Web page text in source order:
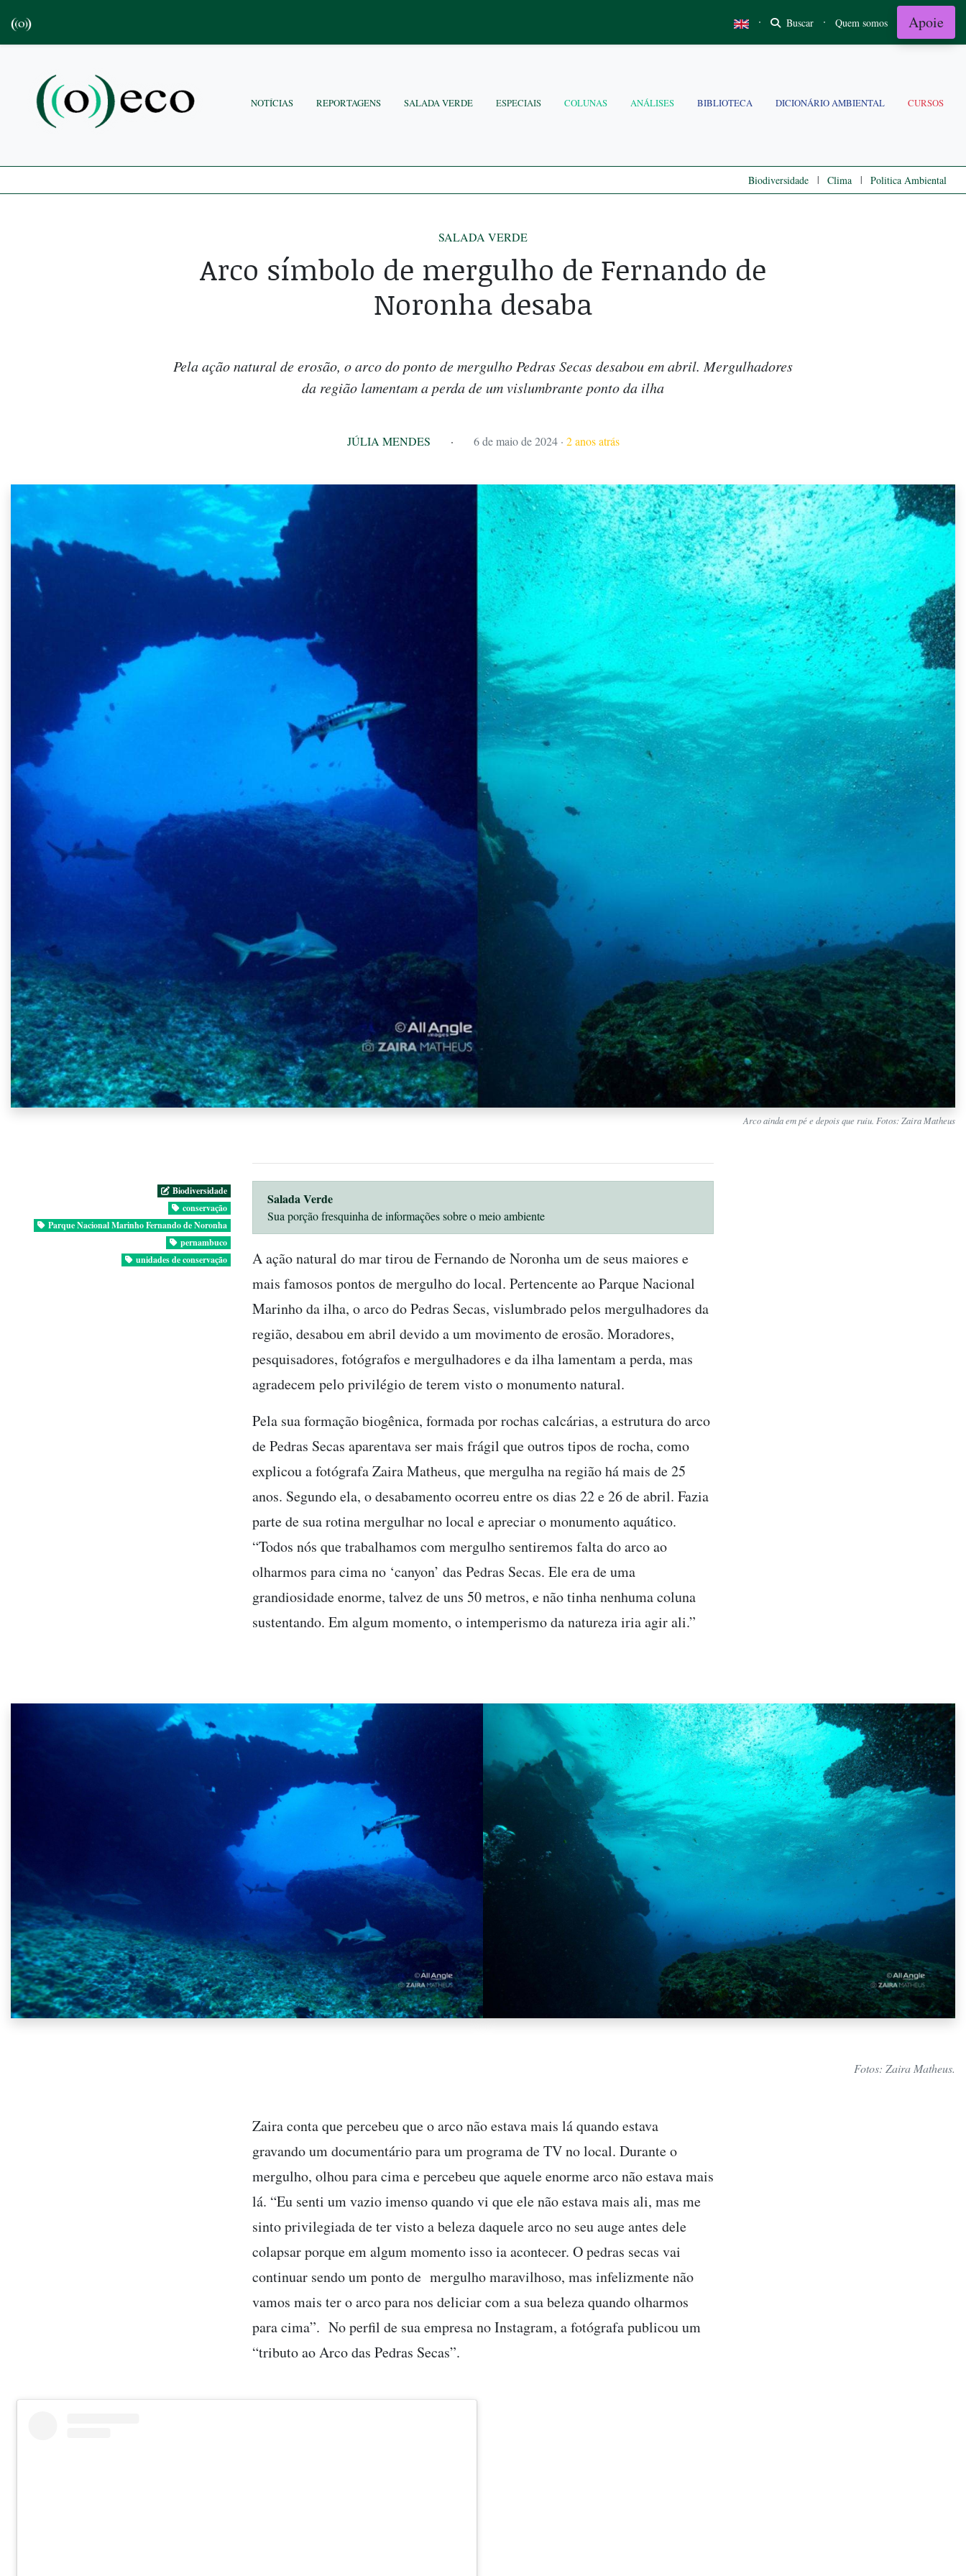
· Buscar · Quem somos Apoie
NOTÍCIAS REPORTAGENS SALADA VERDE ESPECIAIS COLUNAS ANÁLISES BIBLIOTECA DICIONÁRIO AMBIENTAL CURSOS
Biodiversidade | Clima | Politica Ambiental
SALADA VERDE
Arco símbolo de mergulho de Fernando de
Noronha desaba
Pela ação natural de erosão, o arco do ponto de mergulho Pedras Secas desabou em abril. Mergulhadores
da região lamentam a perda de um vislumbrante ponto da ilha
JÚLIA MENDES · 6 de maio de 2024 · 2 anos atrás
Arco ainda em pé e depois que ruiu. Fotos: Zaira Matheus
Biodiversidade
conservação
Parque Nacional Marinho Fernando de Noronha
pernambuco
unidades de conservação
Salada Verde
Sua porção fresquinha de informações sobre o meio ambiente
A ação natural do mar tirou de Fernando de Noronha um de seus maiores e
mais famosos pontos de mergulho do local. Pertencente ao Parque Nacional
Marinho da ilha, o arco do Pedras Secas, vislumbrado pelos mergulhadores da
região, desabou em abril devido a um movimento de erosão. Moradores,
pesquisadores, fotógrafos e mergulhadores e da ilha lamentam a perda, mas
agradecem pelo privilégio de terem visto o monumento natural.
Pela sua formação biogênica, formada por rochas calcárias, a estrutura do arco
de Pedras Secas aparentava ser mais frágil que outros tipos de rocha, como
explicou a fotógrafa Zaira Matheus, que mergulha na região há mais de 25
anos. Segundo ela, o desabamento ocorreu entre os dias 22 e 26 de abril. Fazia
parte de sua rotina mergulhar no local e apreciar o monumento aquático.
“Todos nós que trabalhamos com mergulho sentiremos falta do arco ao
olharmos para cima no ‘canyon’ das Pedras Secas. Ele era de uma
grandiosidade enorme, talvez de uns 50 metros, e não tinha nenhuma coluna
sustentando. Em algum momento, o intemperismo da natureza iria agir ali.”
Fotos: Zaira Matheus.
Zaira conta que percebeu que o arco não estava mais lá quando estava
gravando um documentário para um programa de TV no local. Durante o
mergulho, olhou para cima e percebeu que aquele enorme arco não estava mais
lá. “Eu senti um vazio imenso quando vi que ele não estava mais ali, mas me
sinto privilegiada de ter visto a beleza daquele arco no seu auge antes dele
colapsar porque em algum momento isso ia acontecer. O pedras secas vai
continuar sendo um ponto de mergulho maravilhoso, mas infelizmente não
vamos mais ter o arco para nos deliciar com a sua beleza quando olharmos
para cima”. No perfil de sua empresa no Instagram, a fotógrafa publicou um
“tributo ao Arco das Pedras Secas”.